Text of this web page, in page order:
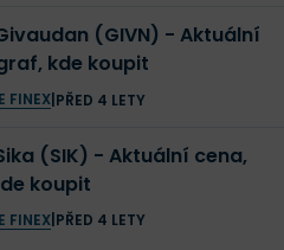
(GIVN) - Aktuální
kde koupit
FINEX| PŘED 4 LETY
- Aktuální cena,
koupit
FINEX| PŘED 4 LETY